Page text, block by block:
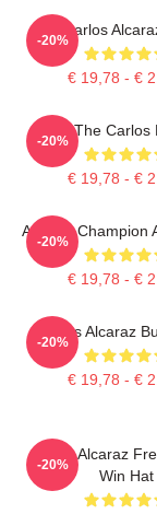
Carlos
€ 19,78 - €
-20%
The Carlos
€ 19,78 - €
-20%
Alcaraz Champion
€ 19,78 - €
-20%
Carlos Alcaraz
€ 19,78 - €
-20%
Carlos Alcaraz
Win Hat
-20%